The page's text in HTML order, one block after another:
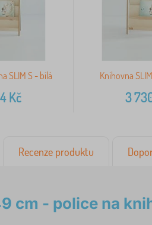
SLIM S - bílá
Kč
Knihovna
3
Recenze produktu
cm - police na